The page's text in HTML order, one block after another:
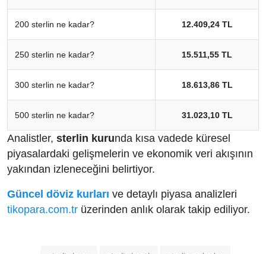
200 sterlin ne kadar? 12.409,24 TL
250 sterlin ne kadar? 15.511,55 TL
300 sterlin ne kadar? 18.613,86 TL
500 sterlin ne kadar? 31.023,10 TL
Analistler, sterlin kurunda kısa vadede küresel
piyasalardaki gelişmelerin ve ekonomik veri akışının
yakından izleneceğini belirtiyor.
Güncel döviz kurları ve detaylı piyasa analizleri
tikopara.com.tr üzerinden anlık olarak takip ediliyor.